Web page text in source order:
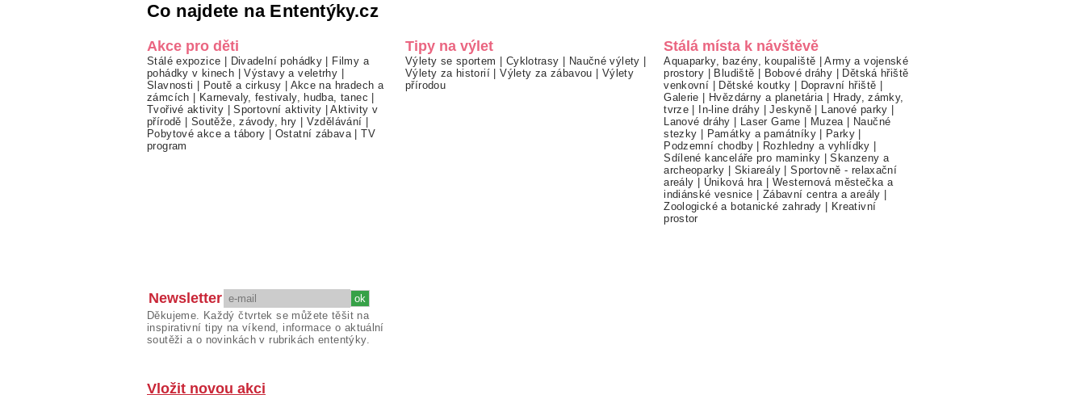
Co najdete na Ententýky.cz
Akce pro děti
Stálé expozice Divadelní pohádky
Filmy a
pohádky v kinech |Výstavy a veletrhy
Slavnosti
Poutě a cirkusy
Akce na hradech a
zámcích
Karnevaly, festivaly, hudba, tanec
Tvořivé aktivity |Sportovní aktivity |Aktivity v
přírodě
Soutěže, závody, hry Vzdělávání
Pobytové akce a tábory
Ostatní zábava|TV
program
Tipy na výlet
Výlety se sportem Cyklotrasy Naučné výlety
Výlety za historií |Výlety za zábavou
Výlety
přírodou
Stálá místa k návštěvě
Aquaparky, bazény, koupaliště |Army a vojenské
prostory
Bludiště Bobové dráhy
Dětská hřiště
venkovní
Dětské koutky Dopravní hřiště
Galerie
Hvězdárny a planetária|
Hrady, zámky,
tvrze
In-line dráhy |Jeskyně Lanové parky
Lanové dráhy
Laser Game Muzea|
Naučné
stezky
Památky a památníky| Parky
Podzemní chodby| Rozhledny a vyhlídky
Sdílené kanceláře pro maminky |Skanzeny a
archeoparky
Skiareály |Sportovně - relaxační
areály
Úniková hra|Westernová městečka a
indiánské vesnice
Zábavní centra a areály
Zoologické a botanické zahrady
Kreativní
prostor
Newsletter
Děkujeme. Každý čtvrtek se můžete těšit na
inspirativní tipy na víkend, informace o aktuální
soutěži a o novinkách v rubrikách ententýky.
Vložit novou akci